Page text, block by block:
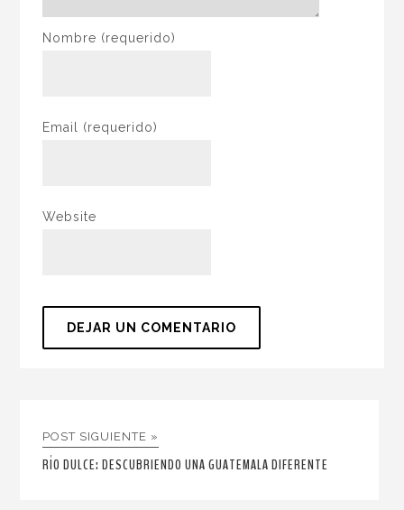
Nombre (requerido)
Email (requerido)
Website
POST SIGUIENTE »
RÍO DULCE: DESCUBRIENDO UNA GUATEMALA DIFERENTE